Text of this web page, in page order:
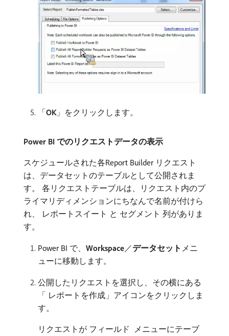
「OK」をクリックします。
Power BI でのリクエストデータの表示
スケジュールされた各Report Builder リクエスト
は、データセットのテーブルとして公開されま
す。 各リクエストテーブルは、リクエスト内のプ
ライマリディメンションにちなんで名前が付けら
れ、​ レポートスイート ​と​ セグメント ​列がありま
す。
Power BI で、 Workspace／データセット ​メニ
ューに移動します。
公開したリクエストを選択し、その横にある
「​ レポートを作成」アイコンをクリックしま
す。
リクエストが​ フィールド ​ メニューにテーブ